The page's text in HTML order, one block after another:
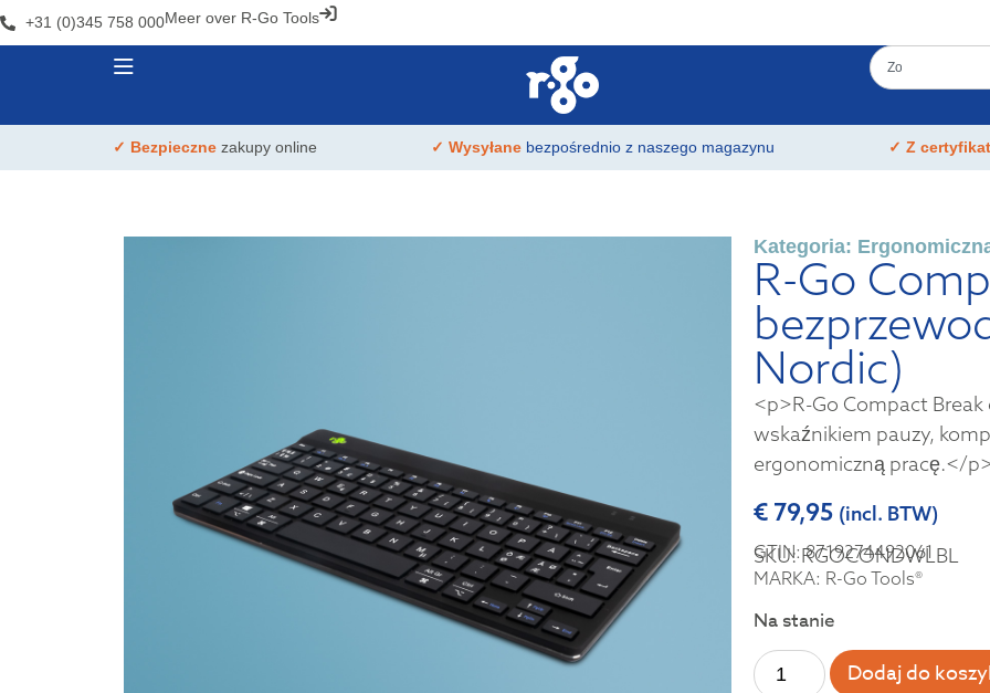
+31 (0)345 758 000Meer over R-Go Tools
✓ Bezpieczne zakupy online ✓ Wysyłane bezpośrednio z naszego magazynu ✓ Z
Kategoria:
R-Go
Nordic)
<p>R-Go Compact
wskaźnikiem pauzy,
ergonomiczną pracę.</
€ 79,95 (incl. BTW)
SKU: RGOCONDWLBL
GTIN: 8719274492061
MARKA: R-Go Tools®
Na stanie
Dodaj do